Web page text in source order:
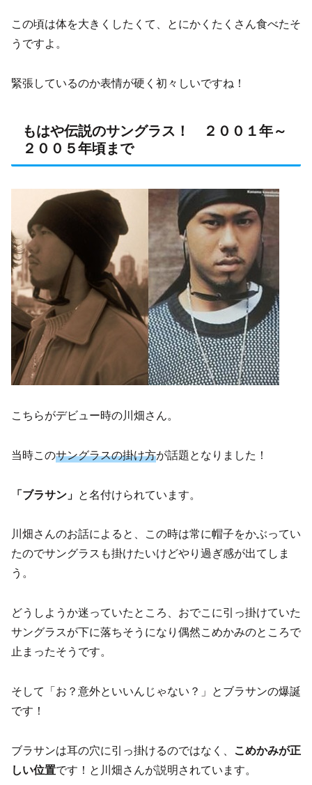
この頃は体を大きくしたくて、とにかくたくさん食べたそ
うですよ。
緊張しているのか表情が硬く初々しいですね！
もはや伝説のサングラス！ ２００１年～
２００５年頃まで
こちらがデビュー時の川畑さん。
当時このサングラスの掛け方が話題となりました！
「ブラサン」 と名付けられています。
川畑さんのお話によると、この時は常に帽子をかぶってい
たのでサングラスも掛けたいけどやり過ぎ感が出てしま
う。
どうしようか迷っていたところ、おでこに引っ掛けていた
サングラスが下に落ちそうになり偶然こめかみのところで
止まったそうです。
そして「お？意外といいんじゃない？」とブラサンの爆誕
です！
ブラサンは耳の穴に引っ掛けるのではなく、 こめかみが正
しい位置です！と川畑さんが説明されています。